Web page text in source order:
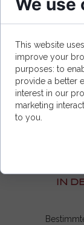
oder
Schutz
in
We use
This website
improve your
purposes: to
provide a better
interest in our
marketing
to you.